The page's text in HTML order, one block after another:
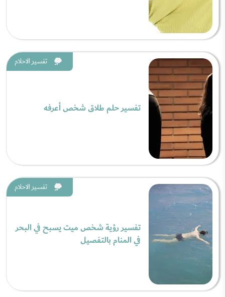
تفسير الاحلام
تفسير حلم طلاق شخص أعرفه
تفسير الاحلام
تفسير رؤية شخص ميت يسبح في البحر
في المنام بالتفصيل